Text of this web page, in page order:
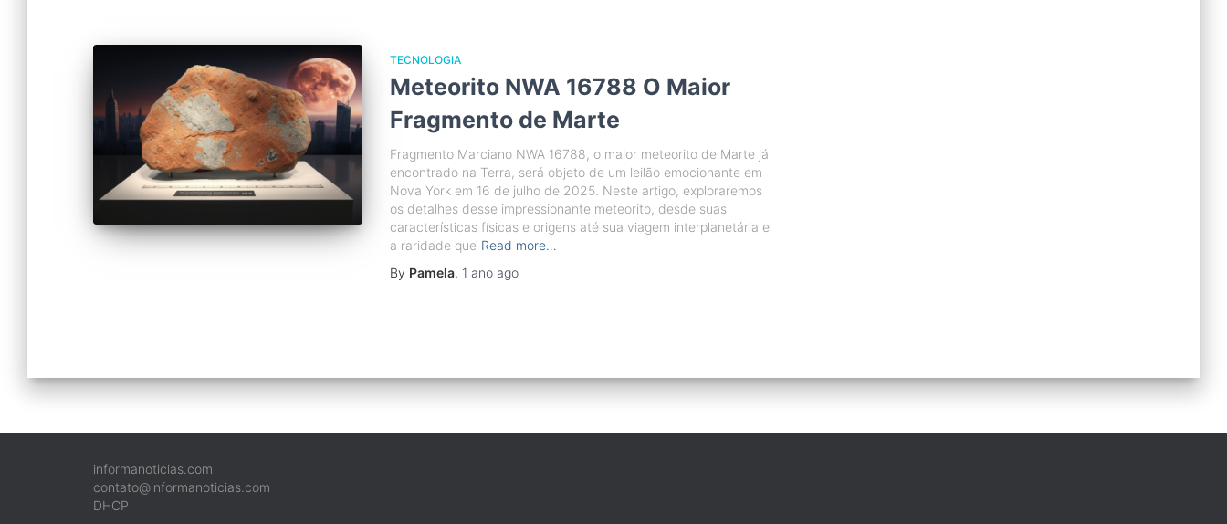
TECNOLOGIA
Meteorito NWA 16788 O Maior
Fragmento de Marte
Fragmento Marciano NWA 16788, o maior meteorito de Marte já
encontrado na Terra, será objeto de um leilão emocionante em
Nova York em 16 de julho de 2025. Neste artigo, exploraremos
os detalhes desse impressionante meteorito, desde suas
características físicas e origens até sua viagem interplanetária e
a raridade que Read more…
By Pamela, 1 ano ago
informanoticias.com
contato@informanoticias.com
DHCP